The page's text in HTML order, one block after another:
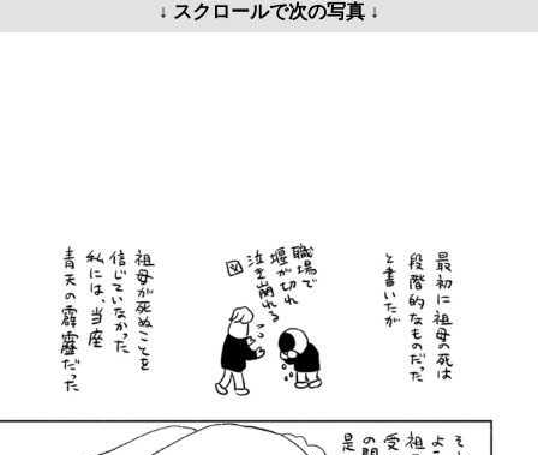
↓ スクロールで次の写真 ↓